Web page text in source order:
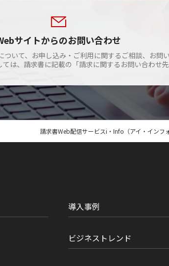
サイトからのお問い合わせ
いて、お申し込み・ご利用に関するご相談、お問
は、請求書に記載の「請求に関するお問い合わせ
請求書Web配信サービスi・Info（アイ・インフ
導入事例
ビジネストレンド